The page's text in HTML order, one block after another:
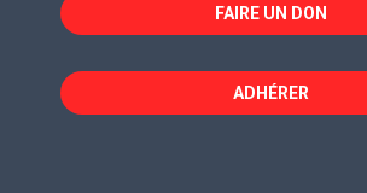
FAIRE UN DON
ADHÉRER